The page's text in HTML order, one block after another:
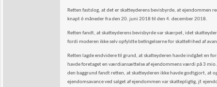
Retten fastslog, at det er skatteyderens bevisbyrde, at ejendommen
knapt 6 måneder fra den 20. juni 2018 til den 4. december 2018.
Retten fandt, at skatteyderens bevisbyrde var skærpet, idet
fordi moderen ikke selv opfyldte betingelserne for skattefrihed af
Retten lagde endvidere til grund, at skatteyderen havde indgået en
havde foretaget en værdiansættelse af ejendommens værdi på 3
den baggrund fandt retten, at skatteyderen ikke havde godtgjort, at
ejendomsavance ved salget af ejendommen var skattepligtig, jf.